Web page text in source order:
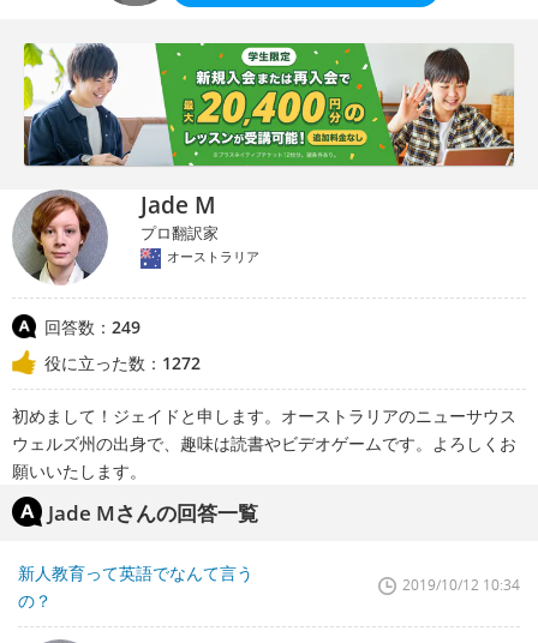
Jade M
プロ翻訳家
オーストラリア
回答数： 249
役に立った数： 1272
初めまして！ジェイドと申します。オーストラリアのニューサウス
ウェルズ州の出身で、趣味は読書やビデオゲームです。よろしくお
願いいたします。
Jade Mさんの回答一覧
新人教育って英語でなんて言う
の？
2019/10/12 10:34